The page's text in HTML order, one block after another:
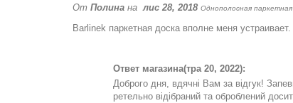
От Полина на лис 28, 2018 Однополосная
Barlinek паркетная доска вполне меня
Ответ магазина(тра 20, 2022):
Доброго дня, вдячні Вам за відгук!
ретельно відібраний та оброблений